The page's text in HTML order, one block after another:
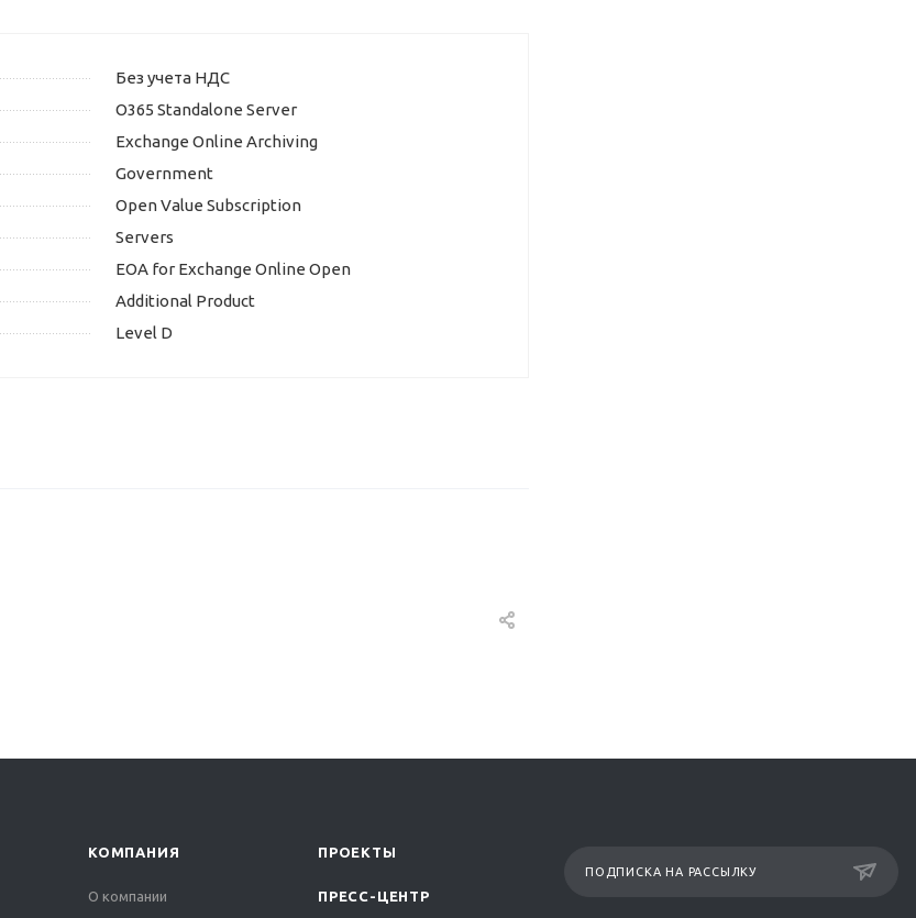
Без учета НДС
O365 Standalone Server
Exchange Online Archiving
Government
Open Value Subscription
Servers
EOA for Exchange Online Open
Additional Product
Level D
КОМПАНИЯ
О компании
ПРОЕКТЫ
ПРЕСС-ЦЕНТР
ПОДПИСКА НА РАССЫЛКУ